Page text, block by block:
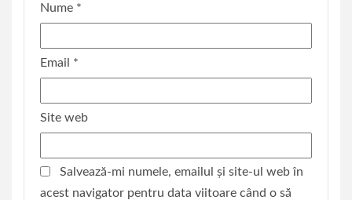
Nume *
Email *
Site web
Salvează-mi numele, emailul și site-ul web în
acest navigator pentru data viitoare când o să